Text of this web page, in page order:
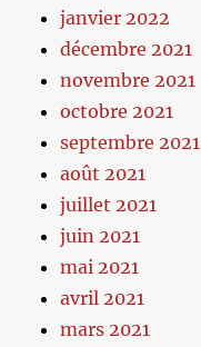
janvier 2022
décembre 2021
novembre 2021
octobre 2021
septembre 2021
août 2021
juillet 2021
juin 2021
mai 2021
avril 2021
mars 2021